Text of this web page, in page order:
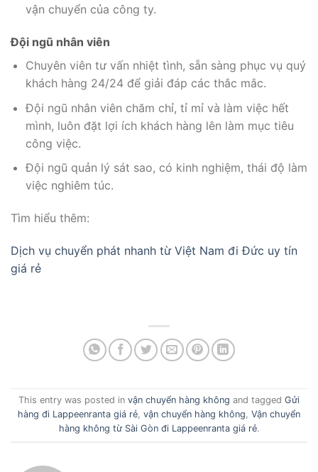
vận chuyển của công ty.
Đội ngũ nhân viên
Chuyên viên tư vấn nhiệt tình, sẵn sàng phục vụ quý
khách hàng 24/24 để giải đáp các thắc mắc.
Đội ngũ nhân viên chăm chỉ, tỉ mỉ và làm việc hết
mình, luôn đặt lợi ích khách hàng lên làm mục tiêu
công việc.
Đội ngũ quản lý sát sao, có kinh nghiệm, thái độ làm
việc nghiêm túc.
Tìm hiểu thêm:
Dịch vụ chuyển phát nhanh từ Việt Nam đi Đức uy tín
giá rẻ
This entry was posted in vận chuyển hàng không and tagged Gửi
hàng đi Lappeenranta giá rẻ, vận chuyển hàng không, Vận chuyển
hàng không từ Sài Gòn đi Lappeenranta giá rẻ.